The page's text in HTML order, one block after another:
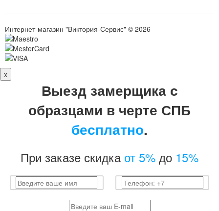
Интернет-магазин "Виктория-Сервис" © 2026
x
Выезд замерщика с
образцами в черте СПБ
бесплатно.
При заказе скидка от 5% до 15%